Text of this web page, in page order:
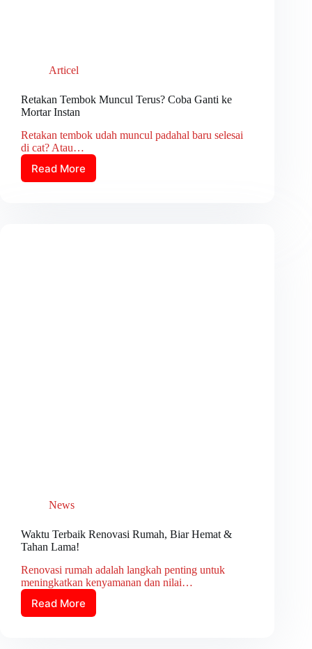
Articel
Retakan Tembok Muncul Terus? Coba Ganti ke
Mortar Instan
Retakan tembok udah muncul padahal baru selesai
di cat? Atau…
Read More
News
Waktu Terbaik Renovasi Rumah, Biar Hemat &
Tahan Lama!
Renovasi rumah adalah langkah penting untuk
meningkatkan kenyamanan dan nilai…
Read More